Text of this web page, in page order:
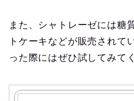
また、シャトレーゼには糖
トケーキなどが販売されて
った際にはぜひ試してみて